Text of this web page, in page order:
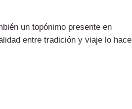
un topónimo presente en
entre tradición y viaje lo hace